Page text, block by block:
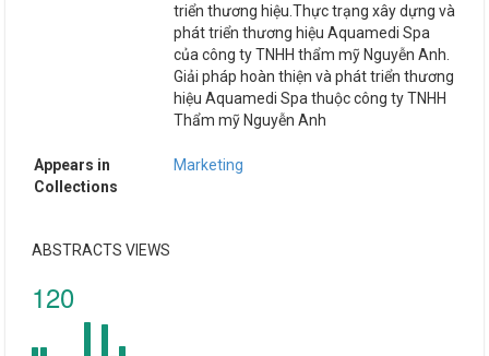
triển thương hiệu.Thực trạng xây dựng và
phát triển thương hiệu Aquamedi Spa
của công ty TNHH thẩm mỹ Nguyễn Anh.
Giải pháp hoàn thiện và phát triển thương
hiệu Aquamedi Spa thuộc công ty TNHH
Thẩm mỹ Nguyễn Anh
Appears in
Collections
Marketing
ABSTRACTS VIEWS
120